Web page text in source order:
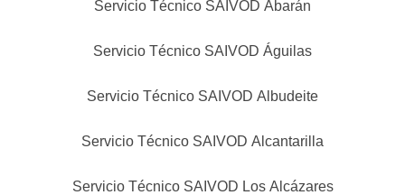
Servicio Técnico SAIVOD Abarán
Servicio Técnico SAIVOD Águilas
Servicio Técnico SAIVOD Albudeite
Servicio Técnico SAIVOD Alcantarilla
Servicio Técnico SAIVOD Los Alcázares